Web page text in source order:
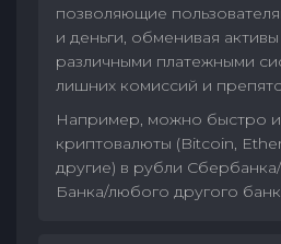
позволяющие
и деньги, обменивая
различными платежными
лишних комиссий и
Например, можно быстро и
криптовалюты (Bitcoin,
другие) в рубли
Банка/любого другого